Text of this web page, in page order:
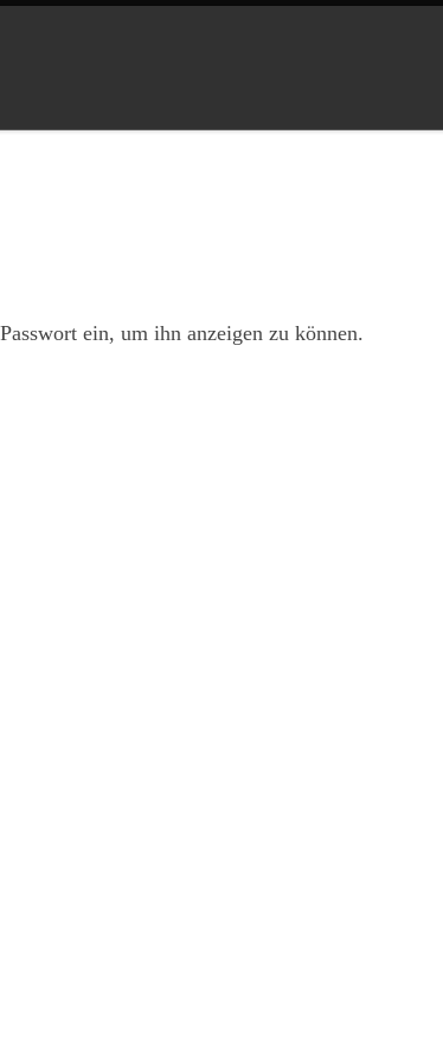
ein, um ihn anzeigen zu können.